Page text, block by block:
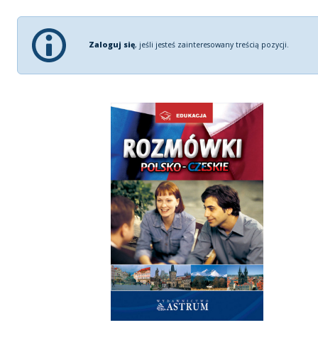
Zaloguj się, jeśli jesteś zainteresowany treścią pozycji.